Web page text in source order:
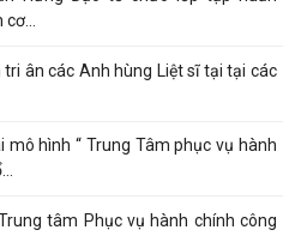
ân các Anh hùng Liệt sĩ tại tại các
hình “ Trung Tâm phục vụ hành
tâm Phục vụ hành chính công